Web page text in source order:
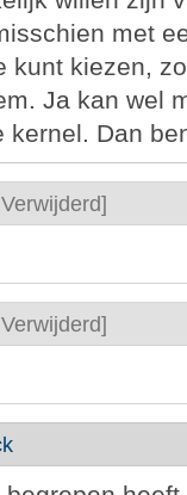
met
kunt kiezen,
Ja kan wel
Dan